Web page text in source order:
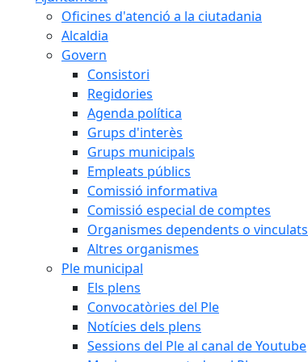
Oficines d'atenció a la ciutadania
Alcaldia
Govern
Consistori
Regidories
Agenda política
Grups d'interès
Grups municipals
Empleats públics
Comissió informativa
Comissió especial de comptes
Organismes dependents o vinculats
Altres organismes
Ple municipal
Els plens
Convocatòries del Ple
Notícies dels plens
Sessions del Ple al canal de Youtube